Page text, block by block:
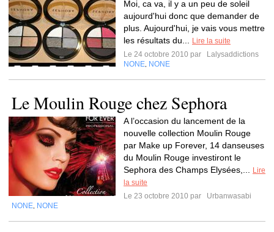
Moi, ca va, il y a un peu de soleil
aujourd'hui donc que demander de
plus. Aujourd'hui, je vais vous mettre
les résultats du...
Lire la suite
Le 24 octobre 2010 par
Lalysaddictions
NONE NONE
Le Moulin Rouge chez Sephora
A l’occasion du lancement de la
nouvelle collection Moulin Rouge
par Make up Forever, 14 danseuses
du Moulin Rouge investiront le
Sephora des Champs Elysées,...
Lire
la suite
Le 23 octobre 2010 par
Urbanwasabi
NONE NONE